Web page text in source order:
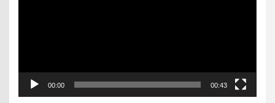
00:00 00:43